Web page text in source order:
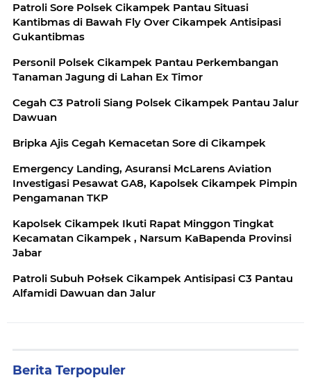
Patroli Sore Polsek Cikampek Pantau Situasi
Kantibmas di Bawah Fly Over Cikampek Antisipasi
Gukantibmas
Personil Polsek Cikampek Pantau Perkembangan
Tanaman Jagung di Lahan Ex Timor
Cegah C3 Patroli Siang Polsek Cikampek Pantau Jalur
Dawuan
Bripka Ajis Cegah Kemacetan Sore di Cikampek
Emergency Landing, Asuransi McLarens Aviation
Investigasi Pesawat GA8, Kapolsek Cikampek Pimpin
Pengamanan TKP
Kapolsek Cikampek Ikuti Rapat Minggon Tingkat
Kecamatan Cikampek , Narsum KaBapenda Provinsi
Jabar
Patroli Subuh Połsek Cikampek Antisipasi C3 Pantau
Alfamidi Dawuan dan Jalur
Berita Terpopuler